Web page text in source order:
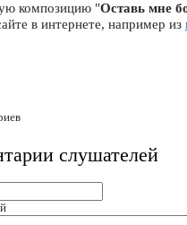
композицию "Оставь мне
в интернете, например из
слушателей